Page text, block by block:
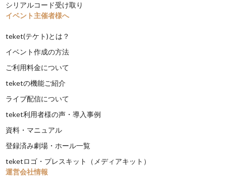
シリアルコード受け取り
イベント主催者様へ
teket(テケト)とは？
イベント作成の方法
ご利用料金について
teketの機能ご紹介
ライブ配信について
teket利用者様の声・導入事例
資料・マニュアル
登録済み劇場・ホール一覧
teketロゴ・プレスキット（メディアキット）
運営会社情報